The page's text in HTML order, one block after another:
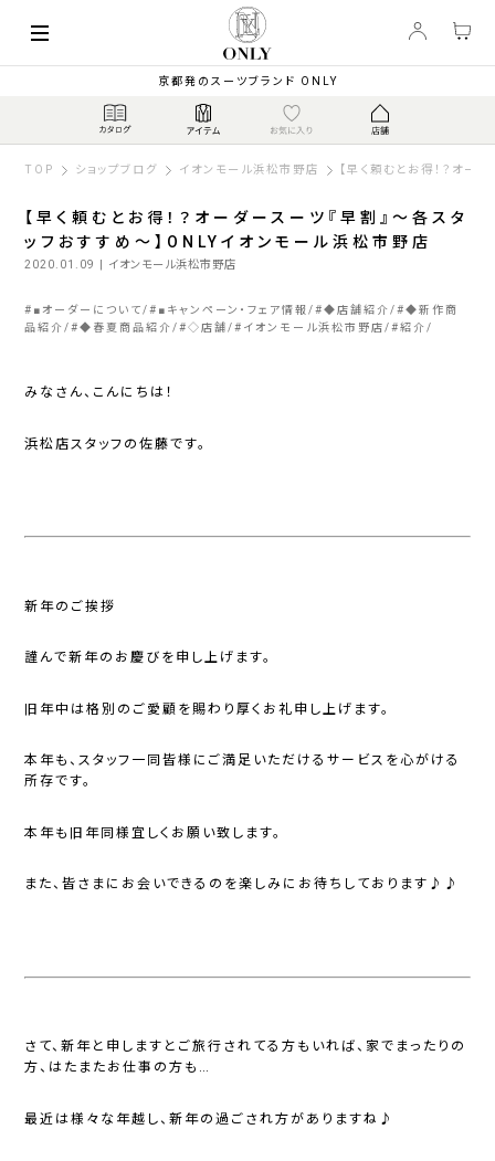
京都発のスーツブランド ONLY
TOP ショップブログ イオンモール浜松市野店 【早く頼むとお得！？オー
【早く頼むとお得！？オーダースーツ『早割』～各スタ
ッフおすすめ～】ONLYイオンモール浜松市野店
2020.01.09 | イオンモール浜松市野店
# ■オーダーについて # ■キャンペーン・フェア情報 #◆店舗紹介 #◆新作商
品紹介 #◆春夏商品紹介 #◇店舗 # イオンモール浜松市野店 #紹介
みなさん、こんにちは！
浜松店スタッフの佐藤です。
新年のご挨拶
謹んで新年のお慶びを申し上げます。
旧年中は格別のご愛顧を賜わり厚くお礼申し上げます。
本年も、スタッフ一同皆様にご満足いただけるサービスを心がける
所存です。
本年も旧年同様宜しくお願い致します。
また、皆さまにお会いできるのを楽しみにお待ちしております♪♪
さて、新年と申しますとご旅行されてる方もいれば、家でまったりの
方、はたまたお仕事の方も…
最近は様々な年越し、新年の過ごされ方がありますね♪